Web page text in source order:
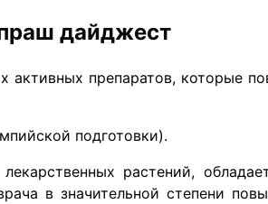
дайджест
ак­тивных препаратов, которые
подготовки).
растений,
в значительной степени